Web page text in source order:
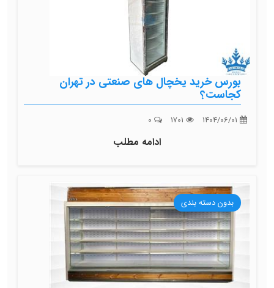
بورس خرید یخچال های صنعتی در تهران
کجاست؟
ادامه مطلب
بدون دسته بندی